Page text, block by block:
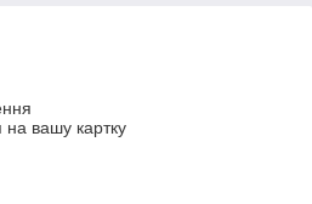
на вашу картку